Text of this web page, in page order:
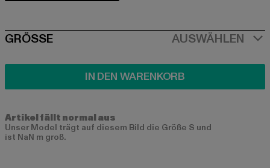
SIZE
GRÖSSE AUSWÄHLEN
IN DEN WARENKORB
Artikel fällt normal aus
Unser Model trägt auf diesem Bild die Größe S und
ist NaN m groß.